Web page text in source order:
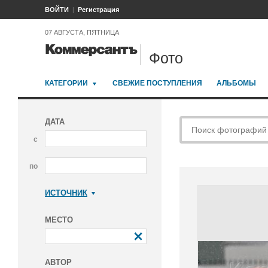
ВОЙТИ Регистрация
07 АВГУСТА, ПЯТНИЦА
Фото
КАТЕГОРИИ СВЕЖИЕ ПОСТУПЛЕНИЯ АЛЬБОМЫ
ДАТА
с
по
ИСТОЧНИК
МЕСТО
АВТОР